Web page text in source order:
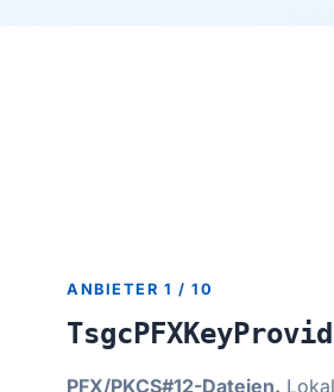
ANBIETER 1 / 10
PFX/PKCS#12-Dateien.